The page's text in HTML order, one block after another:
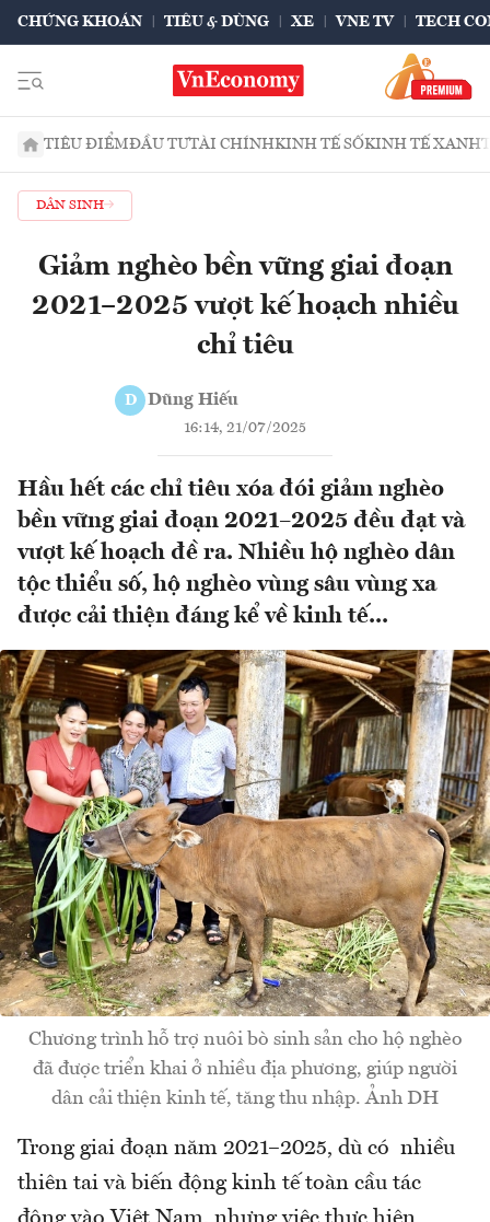
CHỨNG KHOÁN TIÊU & DÙNG XE VNE TV TECH
TIÊU ĐIỂMĐẦU TƯTÀI CHÍNHKINH TẾ SỐKINH TẾ XANH
DÂN SINH
Giảm nghèo bền vững giai đoạn
2021–2025 vượt kế hoạch nhiều
chỉ tiêu
D Dũng Hiếu
16:14, 21/07/2025
Hầu hết các chỉ tiêu xóa đói giảm nghèo
bền vững giai đoạn 2021–2025 đều đạt và
vượt kế hoạch đề ra. Nhiều hộ nghèo dân
tộc thiểu số, hộ nghèo vùng sâu vùng xa
được cải thiện đáng kể về kinh tế...
Chương trình hỗ trợ nuôi bò sinh sản cho hộ nghèo
đã được triển khai ở nhiều địa phương, giúp người
dân cải thiện kinh tế, tăng thu nhập. Ảnh DH
Trong giai đoạn năm 2021–2025, dù có nhiều
thiên tai và biến động kinh tế toàn cầu tác